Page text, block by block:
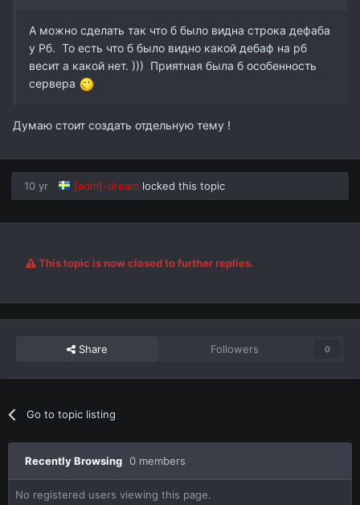
А можно сделать так что б было видна строка дефаба
у Рб. То есть что б было видно какой дебаф на рб
весит а какой нет. ))) Приятная была б особенность
сервера
Думаю стоит создать отдельную тему !
10 yr [adm]-dream locked this topic
This topic is now closed to further replies.
Share Followers 0
Go to topic listing
Recently Browsing 0 members
No registered users viewing this page.